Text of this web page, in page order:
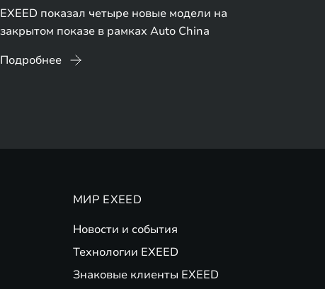
EXEED показал четыре новые модели на
закрытом показе в рамках Auto China
Подробнее
МИР EXEED
Новости и события
Технологии EXEED
Знаковые клиенты EXEED